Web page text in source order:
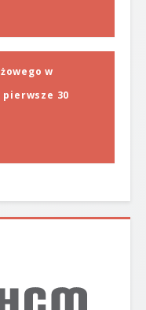
w
pierwsze 30